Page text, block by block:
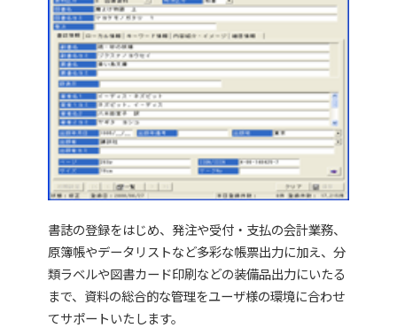
書誌の登録をはじめ、発注や受付・支払の会計業務、
原簿帳やデータリストなど多彩な帳票出力に加え、分
類ラベルや図書カード印刷などの装備品出力にいたる
まで、資料の総合的な管理をユーザ様の環境に合わせ
てサポートいたします。